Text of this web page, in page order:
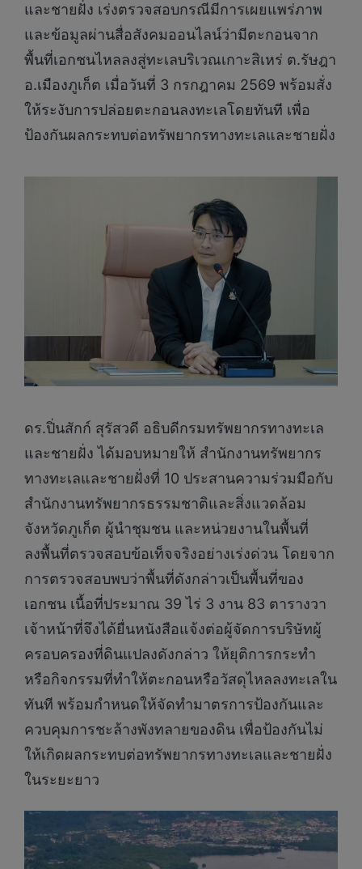
และชายฝั่ง เร่งตรวจสอบกรณีมีการเผยแพร่ภาพ
และข้อมูลผ่านสื่อสังคมออนไลน์ว่ามีตะกอนจาก
พื้นที่เอกชนไหลลงสู่ทะเลบริเวณเกาะสิเหร่ ต.รัษฎา
อ.เมืองภูเก็ต เมื่อวันที่ 3 กรกฎาคม 2569 พร้อมสั่ง
ให้ระงับการปล่อยตะกอนลงทะเลโดยทันที เพื่อ
ป้องกันผลกระทบต่อทรัพยากรทางทะเลและชายฝั่ง
ดร.ปิ่นสักก์ สุรัสวดี อธิบดีกรมทรัพยากรทางทะเล
และชายฝั่ง ได้มอบหมายให้ สำนักงานทรัพยากร
ทางทะเลและชายฝั่งที่ 10 ประสานความร่วมมือกับ
สำนักงานทรัพยากรธรรมชาติและสิ่งแวดล้อม
จังหวัดภูเก็ต ผู้นำชุมชน และหน่วยงานในพื้นที่
ลงพื้นที่ตรวจสอบข้อเท็จจริงอย่างเร่งด่วน โดยจาก
การตรวจสอบพบว่าพื้นที่ดังกล่าวเป็นพื้นที่ของ
เอกชน เนื้อที่ประมาณ 39 ไร่ 3 งาน 83 ตารางวา
เจ้าหน้าที่จึงได้ยื่นหนังสือแจ้งต่อผู้จัดการบริษัทผู้
ครอบครองที่ดินแปลงดังกล่าว ให้ยุติการกระทำ
หรือกิจกรรมที่ทำให้ตะกอนหรือวัสดุไหลลงทะเลใน
ทันที พร้อมกำหนดให้จัดทำมาตรการป้องกันและ
ควบคุมการชะล้างพังทลายของดิน เพื่อป้องกันไม่
ให้เกิดผลกระทบต่อทรัพยากรทางทะเลและชายฝั่ง
ในระยะยาว